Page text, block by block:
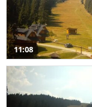
11:08